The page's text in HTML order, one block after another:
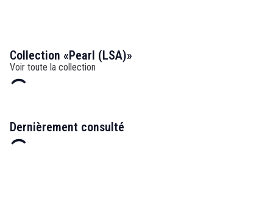
Collection «Pearl (LSA)»
Voir toute la collection
Dernièrement consulté